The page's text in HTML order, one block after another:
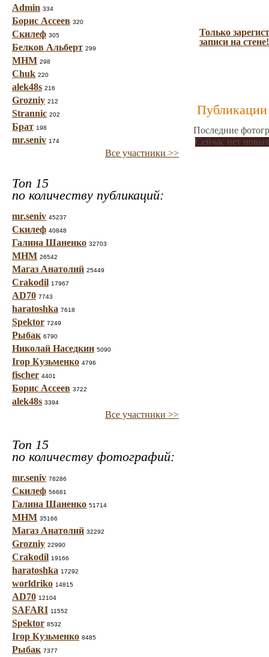
Admin 334
Борис Ассеев 320
Скилеф 305
Белков Альберт 299
МНМ 298
Chuk 220
alek48s 216
Grozniy 212
Strannic 202
Брат 198
mr.seniv 174
Все участники >>
Топ 15
по количеству публикаций:
mr.seniv 45237
Скилеф 40848
Галина Шаненко 32703
МНМ 26542
Магаз Анатолий 25449
Crakodil 17967
AD70 7743
haratoshka 7618
Spektor 7249
Рыбак 6790
Николай Наседкин 5090
Ігор Кузьменко 4796
fischer 4401
Борис Ассеев 3722
alek48s 3394
Все участники >>
Топ 15
по количеству фотографий:
mr.seniv 78286
Скилеф 56681
Галина Шаненко 51714
МНМ 35166
Магаз Анатолий 32292
Grozniy 22990
Crakodil 19166
haratoshka 17292
worldriko 14815
AD70 12104
SAFARI 11552
Spektor 8532
Ігор Кузьменко 8485
Рыбак 7377
Только
записи на стене!
Публикации
Последние
Сейчас нет